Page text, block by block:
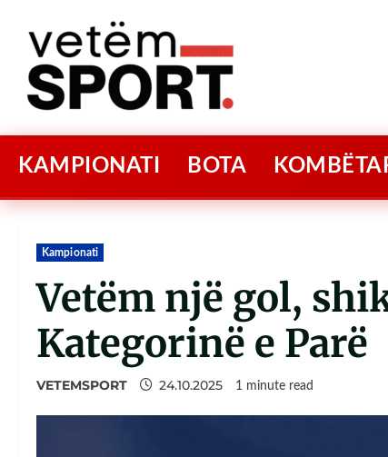
KAMPIONATI BOTA
Kampionati
Vetëm një gol,
Kategorinë e Parë
VETEMSPORT 24.10.2025 1 minute read